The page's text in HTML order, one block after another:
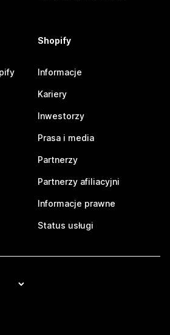
Shopify
Informacje
Kariery
Inwestorzy
Prasa i media
Partnerzy
Partnerzy afiliacyjni
Informacje prawne
Status usługi